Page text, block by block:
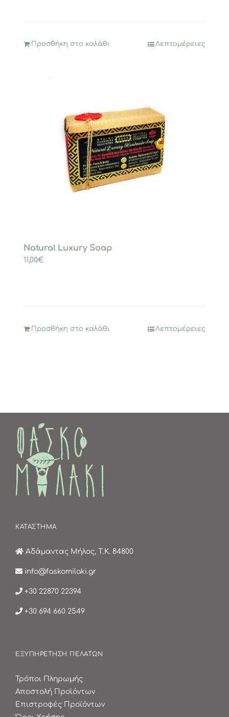
Προσθήκη στο καλάθι Λεπτομέρειες
Natural Luxury Soap
11,00€
Προσθήκη στο καλάθι Λεπτομέρειες
ΚΑΤΑΣΤΗΜΑ
Αδάμαντας Μήλος, Τ.Κ. 84800
info@faskomilaki.gr
+30 22870 22394
+30 694 660 2549
ΕΞΥΠΗΡΕΤΗΣΗ ΠΕΛΑΤΩΝ
Τρόποι Πληρωμής
Αποστολή Προϊόντων
Επιστροφές Προϊόντων